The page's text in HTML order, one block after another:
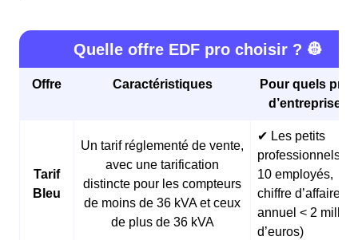
Quelle offre EDF pro choisir ? 👷
Offre Caractéristiques
Pour quels
d’entreprises
Tarif
Bleu
Un tarif réglementé de vente,
avec une tarification
distincte pour les compteurs
de moins de 36 kVA et ceux
de plus de 36 kVA
✔ Les petits
professionnels (<
10 employés,
chiffre d’affaires
annuel < 2
d’euros)